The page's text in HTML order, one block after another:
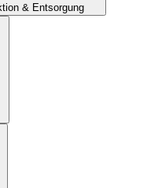
& Entsorgung